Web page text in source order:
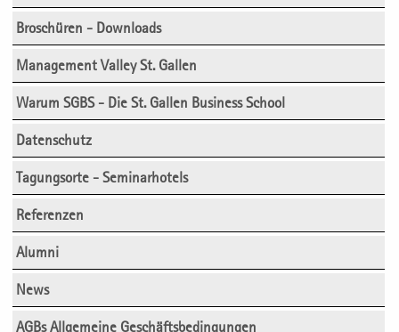
Broschüren - Downloads
Management Valley St. Gallen
Warum SGBS - Die St. Gallen Business School
Datenschutz
Tagungsorte - Seminarhotels
Referenzen
Alumni
News
AGBs Allgemeine Geschäftsbedingungen